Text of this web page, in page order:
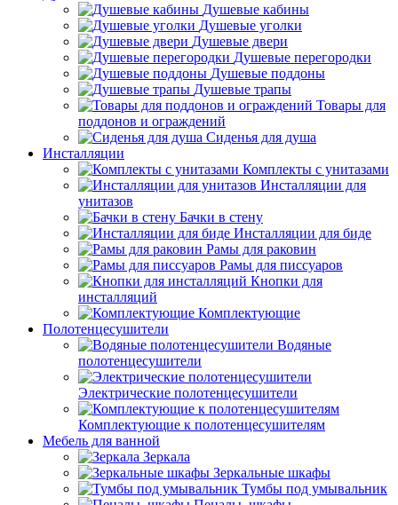
Душевые кабины
Душевые уголки
Душевые двери
Душевые перегородки
Душевые поддоны
Душевые трапы
Товары для
поддонов и ограждений
Сиденья для душа
Инсталляции
Комплекты с унитазами
Инсталляции для
унитазов
Бачки в стену
Инсталляции для биде
Рамы для раковин
Рамы для писсуаров
Кнопки для
инсталляций
Комплектующие
Полотенцесушители
Водяные
полотенцесушители
Электрические полотенцесушители
Комплектующие к полотенцесушителям
Мебель для ванной
Зеркала
Зеркальные шкафы
Тумбы под умывальник